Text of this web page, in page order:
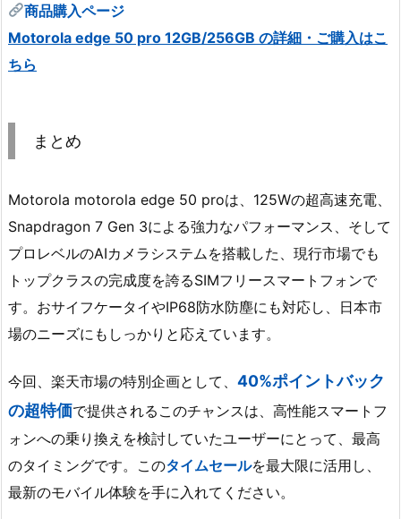
商品購入ページ
Motorola edge 50 pro 12GB/256GB の詳細・ご購入はこ
ちら
まとめ
Motorola motorola edge 50 proは、125Wの超高速充電、
Snapdragon 7 Gen 3による強力なパフォーマンス、そして
プロレベルのAIカメラシステムを搭載した、現行市場でも
トップクラスの完成度を誇るSIMフリースマートフォンで
す。おサイフケータイやIP68防水防塵にも対応し、日本市
場のニーズにもしっかりと応えています。
今回、楽天市場の特別企画として、 40%ポイントバック
の超特価で提供されるこのチャンスは、高性能スマートフ
ォンへの乗り換えを検討していたユーザーにとって、最高
のタイミングです。このタイムセールを最大限に活用し、
最新のモバイル体験を手に入れてください。